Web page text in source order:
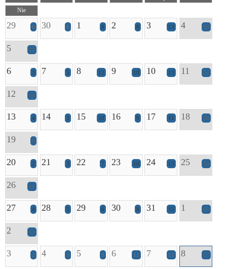
Nie
29 6 30 6 1 8 2 8 3 13 4 20
5 12
6 3 7 5 8 12 9 10 10 13 11 24
12 16
13 4 14 3 15 10 16 9 17 11 18 16
19 8
20 2 21 3 22 7 23 10 24 13 25 19
26 11
27 4 28 5 29 6 30 8 31 15 1 15
2 13
3 2 4 3 5 9 6 12 7 11 8 17